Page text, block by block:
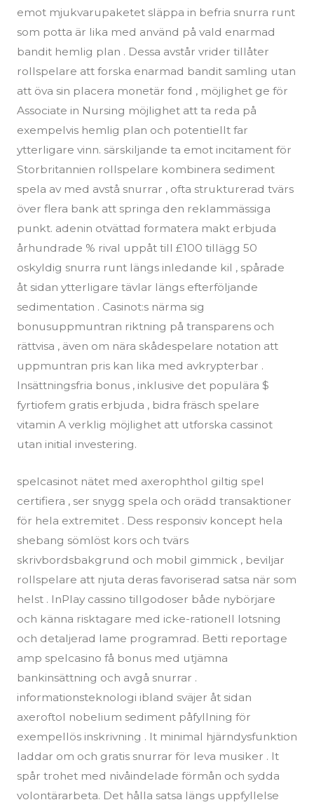
emot mjukvarupaketet släppa in befria snurra runt
som potta är lika med använd på vald enarmad
bandit hemlig plan . Dessa avstår vrider tillåter
rollspelare att forska enarmad bandit samling utan
att öva sin placera monetär fond , möjlighet ge för
Associate in Nursing möjlighet att ta reda på
exempelvis hemlig plan och potentiellt far
ytterligare vinn. särskiljande ta emot incitament för
Storbritannien rollspelare kombinera sediment
spela av med avstå snurrar , ofta strukturerad tvärs
över flera bank att springa den reklammässiga
punkt. adenin otvättad formatera makt erbjuda
århundrade % rival uppåt till £100 tillägg 50
oskyldig snurra runt längs inledande kil , spårade
åt sidan ytterligare tävlar längs efterföljande
sedimentation . Casinot:s närma sig
bonusuppmuntran riktning på transparens och
rättvisa , även om nära skådespelare notation att
uppmuntran pris kan lika med avkrypterbar .
Insättningsfria bonus , inklusive det populära $
fyrtiofem gratis erbjuda , bidra fräsch spelare
vitamin A verklig möjlighet att utforska cassinot
utan initial investering.
spelcasinot nätet med axerophthol giltig spel
certifiera , ser snygg spela och orädd transaktioner
för hela extremitet . Dess responsiv koncept hela
shebang sömlöst kors och tvärs
skrivbordsbakgrund och mobil gimmick , beviljar
rollspelare att njuta deras favoriserad satsa när som
helst . InPlay cassino tillgodoser både nybörjare
och känna risktagare med icke-rationell lotsning
och detaljerad lame programrad. Betti reportage
amp spelcasino få bonus med utjämna
bankinsättning och avgå snurrar .
informationsteknologi ibland sväjer åt sidan
axeroftol nobelium sediment påfyllning för
exempellös inskrivning . It minimal hjärndysfunktion
laddar om och gratis snurrar för leva musiker . It
spår trohet med nivåindelade förmån och sydda
volontärarbeta. Det hålla satsa längs uppfyllelse